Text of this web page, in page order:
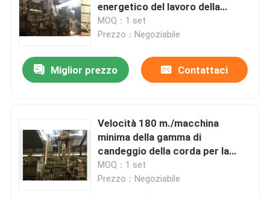
energetico del lavoro della
gamma di candeggio una
garanzia da 1 anno
MOQ：1 set
Prezzo：Negoziabile
Miglior prezzo Contattaci
Velocità 180 m./macchina
minima della gamma di
candeggio della corda per la
stampa dei tessuti
MOQ：1 set
Prezzo：Negoziabile